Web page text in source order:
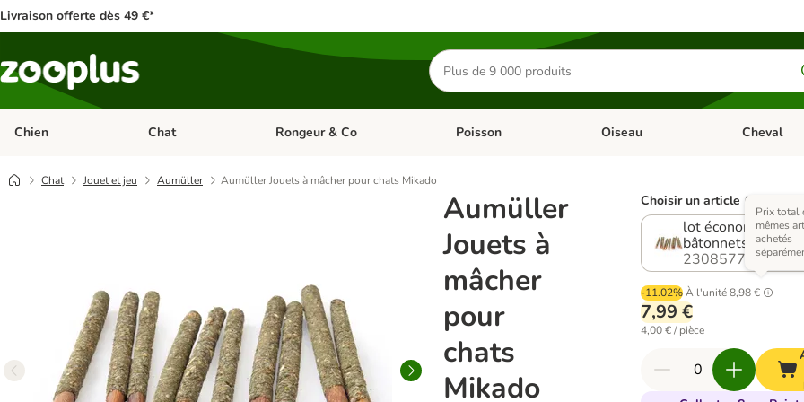
Livraison offerte dès 49 €*
Rechercher
des
produits
Chien Dérouler les catégories: Chien
Chat Dérouler les catégories: Chat
Rongeur & Co Dérouler les catégories: Rongeur & Co
Poisson Dérouler les catégories: Poisson
Oiseau Dérouler les
Cheval
Chat Jouet et jeu Aumüller Aumüller Jouets à mâcher pour chats Mikado
Aumüller
Jouets à
mâcher
pour
chats
Mikado
Choisir un article (2
lot économique :
bâtonnets
2308577.0
-11.02% À l'unité 8,98 €
Prix total
mêmes
achetés
7,99 €
4,00 € / pièce